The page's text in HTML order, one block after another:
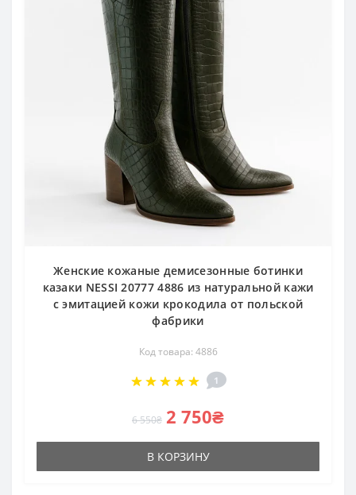
Женские кожаные демисезонные ботинки
казаки NESSI 20777 4886 из натуральной кажи
с эмитацией кожи крокодила от польской
фабрики
Код товара: 4886
1
6 550₴ 2 750₴
В КОРЗИНУ